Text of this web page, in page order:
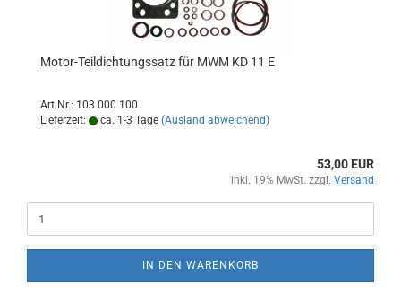
Motor-Teildichtungssatz für MWM KD 11 E
Art.Nr.: 103 000 100
Lieferzeit:
ca. 1-3 Tage (Ausland abweichend)
53,00 EUR
inkl. 19% MwSt. zzgl. Versand
IN DEN WARENKORB